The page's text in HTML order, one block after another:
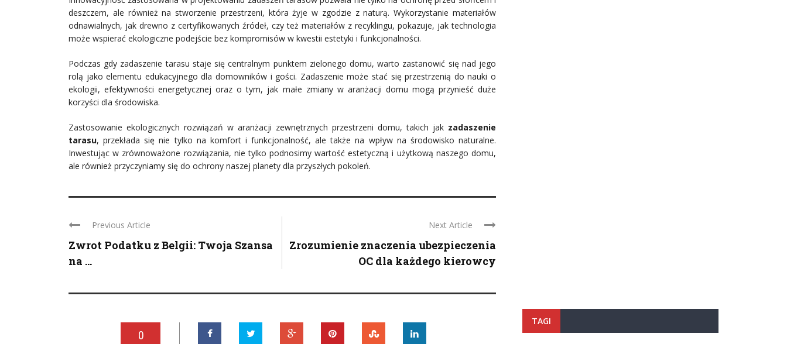
deszczem, ale również na stworzenie przestrzeni, która żyje w zgodzie z naturą. Wykorzystanie materiałów
odnawialnych, jak drewno z certyfikowanych źródeł, czy też materiałów z recyklingu, pokazuje, jak technologia
może wspierać ekologiczne podejście bez kompromisów w kwestii estetyki i funkcjonalności.
Podczas gdy zadaszenie tarasu staje się centralnym punktem zielonego domu, warto zastanowić się nad jego
rolą jako elementu edukacyjnego dla domowników i gości. Zadaszenie może stać się przestrzenią do nauki o
ekologii, efektywności energetycznej oraz o tym, jak małe zmiany w aranżacji domu mogą przynieść duże
korzyści dla środowiska.
Zastosowanie ekologicznych rozwiązań w aranżacji zewnętrznych przestrzeni domu, takich jak zadaszenie
tarasu, przekłada się nie tylko na komfort i funkcjonalność, ale także na wpływ na środowisko naturalne.
Inwestując w zrównoważone rozwiązania, nie tylko podnosimy wartość estetyczną i użytkową naszego domu,
ale również przyczyniamy się do ochrony naszej planety dla przyszłych pokoleń.
Previous Article
Zwrot Podatku z Belgii: Twoja Szansa
na ...
Next Article
Zrozumienie znaczenia ubezpieczenia
OC dla każdego kierowcy
0
TAGI